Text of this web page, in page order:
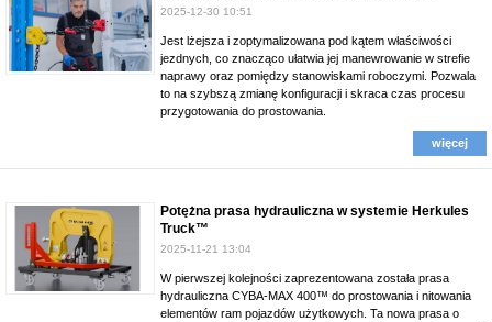
2025-12-30 10:51
Jest lżejsza i zoptymalizowana pod kątem właściwości
jezdnych, co znacząco ułatwia jej manewrowanie w strefie
naprawy oraz pomiędzy stanowiskami roboczymi. Pozwala
to na szybszą zmianę konfiguracji i skraca czas procesu
przygotowania do prostowania.
więcej
Potężna prasa hydrauliczna w systemie Herkules
Truck™
2025-11-21 13:04
W pierwszej kolejności zaprezentowana została prasa
hydrauliczna CYBA-MAX 400™ do prostowania i nitowania
elementów ram pojazdów użytkowych. Ta nowa prasa o